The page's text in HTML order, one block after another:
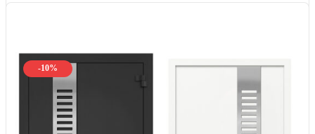
-10%